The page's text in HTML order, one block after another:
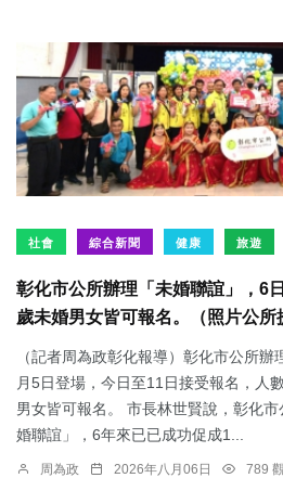
社會 綜合新聞 健康 旅遊
彰化市公所辦理「未婚聯誼」，6
歲未婚男女皆可報名。（照片公
（記者周為政彰化報導）彰化市公所
月5日登場，今日至11日接受報名，人
男女皆可報名。 市長林世賢說，彰化
婚聯誼」，6年來已已成功促成1...
周為政 2026年八月06日 789